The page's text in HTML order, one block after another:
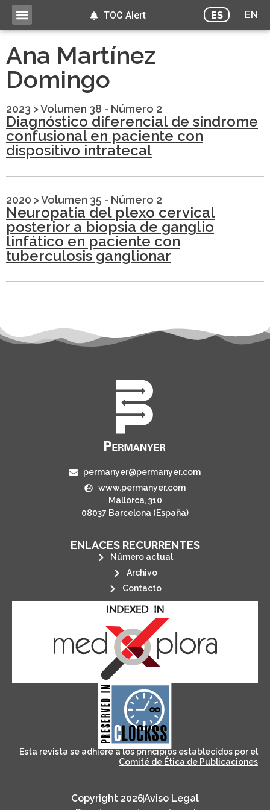
ES EN
TOC Alert
Ana Martínez
Domingo
2023 >Volumen 38 - Número 2
Diagnóstico diferencial de síndrome
confusional en paciente con
dispositivo intratecal
2020 >Volumen 35 - Número 2
Neuropatía del plexo cervical
posterior a biopsia de ganglio
linfático en paciente con
tuberculosis ganglionar
permanyer@permanyer.com
www.permanyer.com
Mallorca, 310
08037 Barcelona (España)
ENLACES RECURRENTES
Número actual
Archivo
Contacto
CLOCKSS is a dak archive that
ensures the long-term survival
of web-based scholary
publications, governed by and for
its stakeholders.
Esta revista se adhiere a los principios establecidos por el
Comité de Ética de Publicaciones
Copyright 2026Aviso Legal